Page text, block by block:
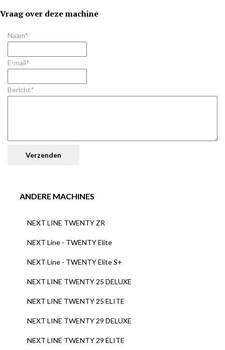
Vraag over deze machine
Naam*
E-mail*
Bericht*
ANDERE MACHINES
NEXT LINE TWENTY ZR
NEXT Line - TWENTY Elite
NEXT Line - TWENTY Elite S+
NEXT LINE TWENTY 25 DELUXE
NEXT LINE TWENTY 25 ELITE
NEXT LINE TWENTY 29 DELUXE
NEXT LINE TWENTY 29 ELITE